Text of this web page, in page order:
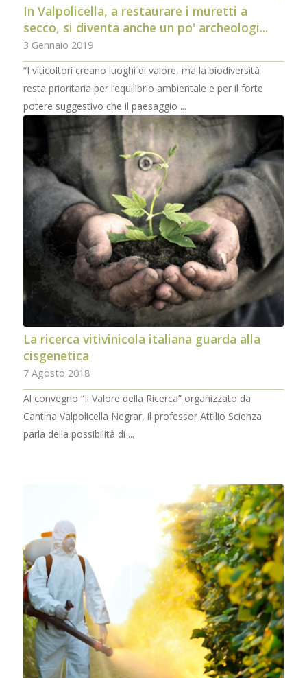
In Valpolicella, a restaurare i muretti a
secco, si diventa anche un po' archeologi...
3 Gennaio 2019
“I viticoltori creano luoghi di valore, ma la biodiversità
resta prioritaria per l’equilibrio ambientale e per il forte
potere suggestivo che il paesaggio ...
La ricerca vitivinicola italiana guarda alla
cisgenetica
7 Agosto 2018
Al convegno “Il Valore della Ricerca” organizzato da
Cantina Valpolicella Negrar, il professor Attilio Scienza
parla della possibilità di ...